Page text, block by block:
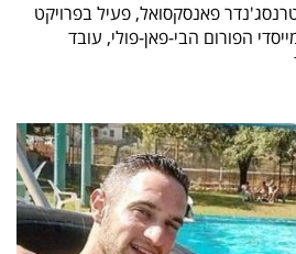
אדם (22), גבר טרנסג'נדר פאנסקסואל, פעיל בפרויקט
הפורום הבי-פאן-פולי, עובד